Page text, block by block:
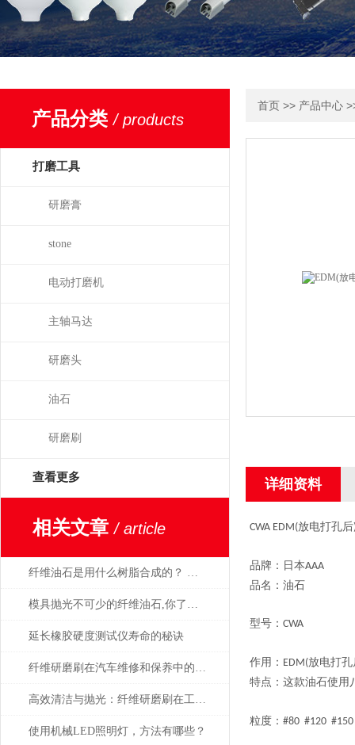
产品分类/ products
打磨工具
研磨膏
stone
电动打磨机
主轴马达
研磨头
油石
研磨刷
查看更多
相关文章/ article
纤维油石是用什么树脂合成的？ 为什么这么贵？
模具抛光不可少的纤维油石,你了解多少呢？
延长橡胶硬度测试仪寿命的秘诀
纤维研磨刷在汽车维修和保养中的应用
高效清洁与抛光：纤维研磨刷在工业中的重要作用
使用机械LED照明灯，方法有哪些？
首页 >> 产品中心
详细资料
CWA EDM(放电打孔后
品牌：日本AAA
品名：油石
型号： CWA
作用： EDM(放电打孔
特点：这款油石使用
粒度： #80 #120